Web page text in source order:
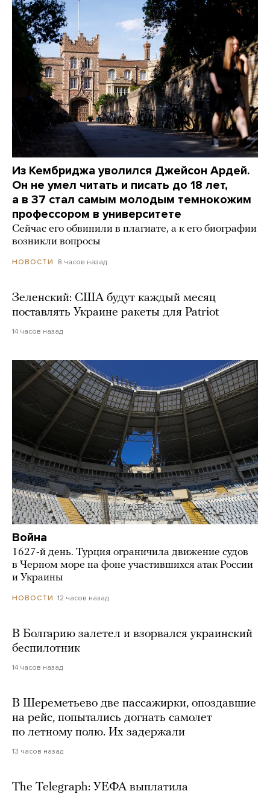
Из Кембриджа уволился Джейсон Ардей.
Он не умел читать и писать до 18 лет,
а в 37 стал самым молодым темнокожим
профессором в университете
Сейчас его обвинили в плагиате, а к его биографии
возникли вопросы
НОВОСТИ 8 часов назад
Зеленский: США будут каждый месяц
поставлять Украине ракеты для Patriot
14 часов назад
Война
1627-й день. Турция ограничила движение судов
в Черном море на фоне участившихся атак России
и Украины
НОВОСТИ 12 часов назад
В Болгарию залетел и взорвался украинский
беспилотник
14 часов назад
В Шереметьево две пассажирки, опоздавшие
на рейс, попытались догнать самолет
по летному полю. Их задержали
13 часов назад
The Telegraph: УЕФА выплатила